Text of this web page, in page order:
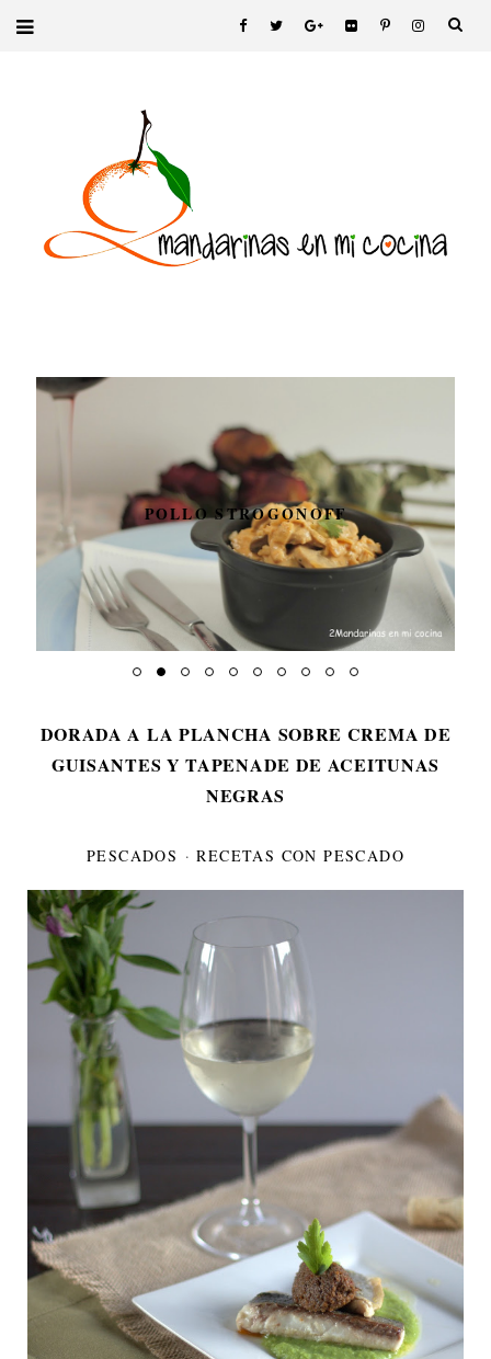
POLLO STROGONOFF
DORADA A LA PLANCHA SOBRE CREMA DE
GUISANTES Y TAPENADE DE ACEITUNAS
NEGRAS
PESCADOS ·RECETAS CON PESCADO